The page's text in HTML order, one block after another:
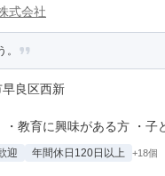
式会社
良区西新
教育に興味がある方 ・子
迎 年間休日120日以上 +18個